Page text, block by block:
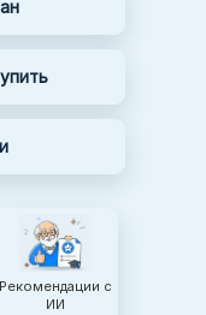
Рекомендации с
ИИ